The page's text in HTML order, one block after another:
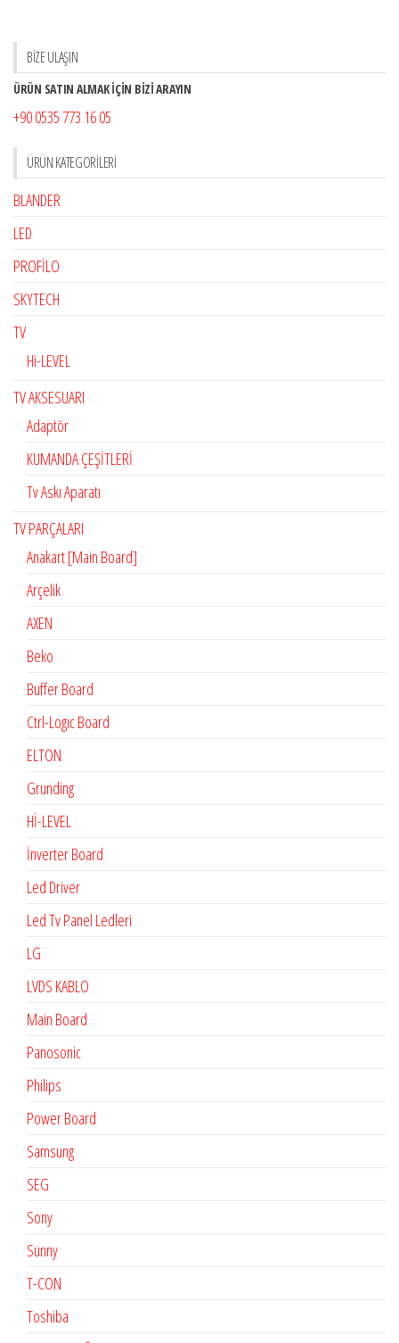
BİZE ULAŞIN
ÜRÜN SATIN ALMAK İÇİN BİZİ ARAYIN
+90 0535 773 16 05
ÜRÜN KATEGORILERI
BLANDER
LED
PROFİLO
SKYTECH
TV
Hi-LEVEL
TV AKSESUARI
Adaptör
KUMANDA ÇEŞİTLERİ
Tv Askı Aparatı
TV PARÇALARI
Anakart [Main Board]
Arçelik
AXEN
Beko
Buffer Board
Ctrl-Logıc Board
ELTON
Grunding
Hİ-LEVEL
İnverter Board
Led Driver
Led Tv Panel Ledleri
LG
LVDS KABLO
Main Board
Panosonic
Philips
Power Board
Samsung
SEG
Sony
Sunny
T-CON
Toshiba